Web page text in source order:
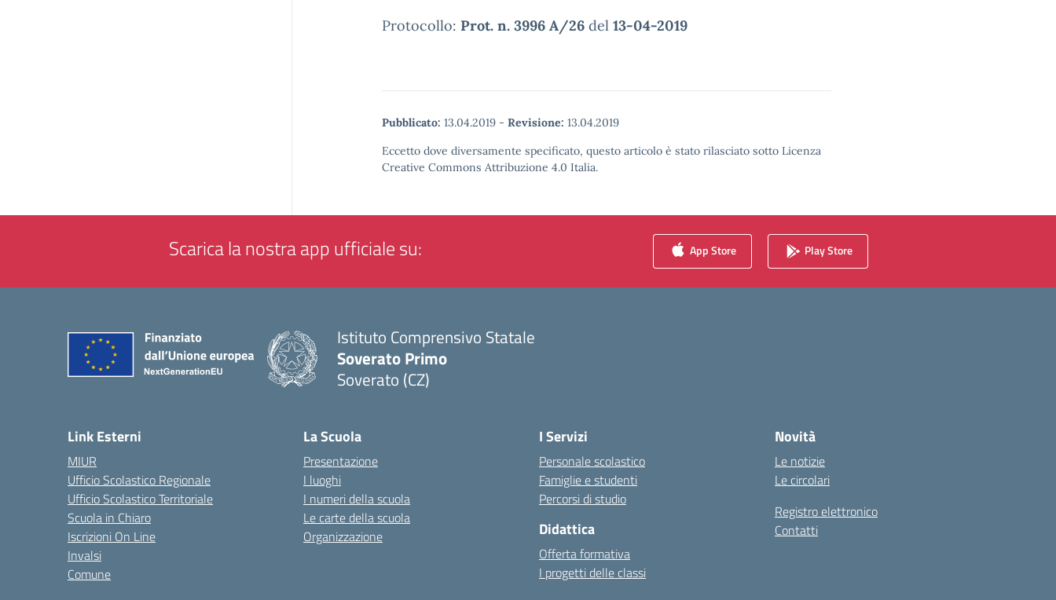
Protocollo: Prot. n. 3996 A/26 del 13-04-2019
Pubblicato: 13.04.2019 - Revisione: 13.04.2019
Eccetto dove diversamente specificato, questo articolo è stato rilasciato sotto Licenza
Creative Commons Attribuzione 4.0 Italia.
Scarica la nostra app ufficiale su: App Store Play Store
Istituto Comprensivo Statale
Soverato Primo
Soverato (CZ)
Link Esterni
MIUR
Ufficio Scolastico Regionale
Ufficio Scolastico Territoriale
Scuola in Chiaro
Iscrizioni On Line
Invalsi
Comune
La Scuola
Presentazione
I luoghi
I numeri della scuola
Le carte della scuola
Organizzazione
I Servizi
Personale scolastico
Famiglie e studenti
Percorsi di studio
Didattica
Offerta formativa
I progetti delle classi
Novità
Le notizie
Le circolari
Registro elettronico
Contatti